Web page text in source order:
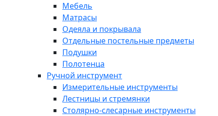
Мебель
Матрасы
Одеяла и покрывала
Отдельные постельные предметы
Подушки
Полотенца
Ручной инструмент
Измерительные инструменты
Лестницы и стремянки
Столярно-слесарные инструменты